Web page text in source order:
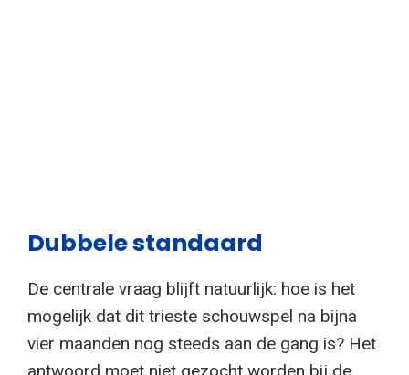
Dubbele standaard
De centrale vraag blijft natuurlijk: hoe is het
mogelijk dat dit trieste schouwspel na bijna
vier maanden nog steeds aan de gang is? Het
antwoord moet niet gezocht worden bij de